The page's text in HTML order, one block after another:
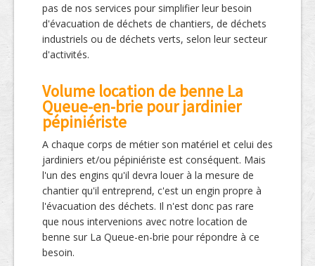
pas de nos services pour simplifier leur besoin
d'évacuation de déchets de chantiers, de déchets
industriels ou de déchets verts, selon leur secteur
d'activités.
Volume location de benne La
Queue-en-brie pour jardinier
pépiniériste
A chaque corps de métier son matériel et celui des
jardiniers et/ou pépiniériste est conséquent. Mais
l'un des engins qu'il devra louer à la mesure de
chantier qu'il entreprend, c'est un engin propre à
l'évacuation des déchets. Il n'est donc pas rare
que nous intervenions avec notre location de
benne sur La Queue-en-brie pour répondre à ce
besoin.